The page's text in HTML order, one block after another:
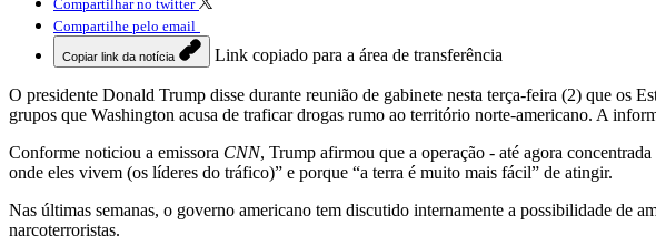
Compartilhar no twitter
Compartilhe pelo email
Copiar link da notícia Link copiado para a área de transferência
O presidente Donald Trump disse durante reunião de gabinete nesta terça-feira (2) que os
grupos que Washington acusa de traficar drogas rumo ao território norte-americano. A
Conforme noticiou a emissora CNN, Trump afirmou que a operação - até agora
onde eles vivem (os líderes do tráfico)” e porque “a terra é muito mais fácil” de atingir.
Nas últimas semanas, o governo americano tem discutido internamente a possibilidade de
narcoterroristas.